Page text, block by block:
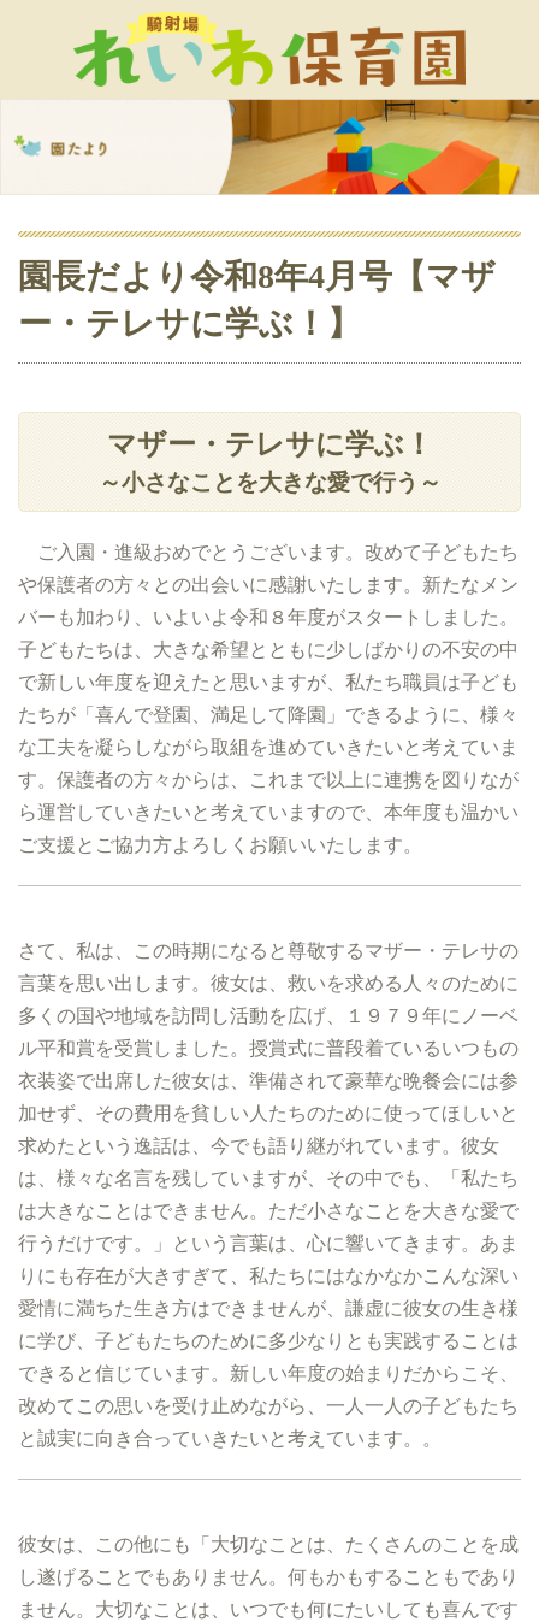
園長だより令和8年4月号【マザ
ー・テレサに学ぶ！】
マザー・テレサに学ぶ！
～小さなことを大きな愛で行う～
ご入園・進級おめでとうございます。改めて子どもたち
や保護者の方々との出会いに感謝いたします。新たなメン
バーも加わり、いよいよ令和８年度がスタートしました。
子どもたちは、大きな希望とともに少しばかりの不安の中
で新しい年度を迎えたと思いますが、私たち職員は子ども
たちが「喜んで登園、満足して降園」できるように、様々
な工夫を凝らしながら取組を進めていきたいと考えていま
す。保護者の方々からは、これまで以上に連携を図りなが
ら運営していきたいと考えていますので、本年度も温かい
ご支援とご協力方よろしくお願いいたします。
さて、私は、この時期になると尊敬するマザー・テレサの
言葉を思い出します。彼女は、救いを求める人々のために
多くの国や地域を訪問し活動を広げ、１９７９年にノーベ
ル平和賞を受賞しました。授賞式に普段着ているいつもの
衣装姿で出席した彼女は、準備されて豪華な晩餐会には参
加せず、その費用を貧しい人たちのために使ってほしいと
求めたという逸話は、今でも語り継がれています。彼女
は、様々な名言を残していますが、その中でも、「私たち
は大きなことはできません。ただ小さなことを大きな愛で
行うだけです。」という言葉は、心に響いてきます。あま
りにも存在が大きすぎて、私たちにはなかなかこんな深い
愛情に満ちた生き方はできませんが、謙虚に彼女の生き様
に学び、子どもたちのために多少なりとも実践することは
できると信じています。新しい年度の始まりだからこそ、
改めてこの思いを受け止めながら、一人一人の子どもたち
と誠実に向き合っていきたいと考えています。。
彼女は、この他にも「大切なことは、たくさんのことを成
し遂げることでもありません。何もかもすることもであり
ません。大切なことは、いつでも何にたいしても喜んです